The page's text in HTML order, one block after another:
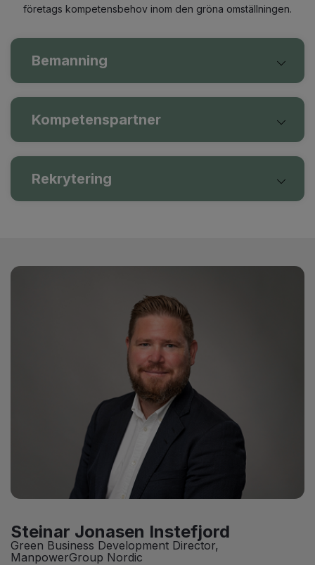
företags kompetensbehov inom den gröna omställningen.
Bemanning
Kompetenspartner
Rekrytering
Steinar Jonasen Instefjord
Green Business Development Director,
ManpowerGroup Nordic